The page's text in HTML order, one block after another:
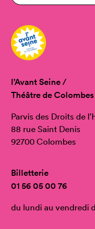
l’Avant Seine /
Théâtre de Colombes
Parvis des Droits de
88 rue Saint Denis
92700 Colombes
Billetterie
01 56 05 00 76
du lundi au vendredi